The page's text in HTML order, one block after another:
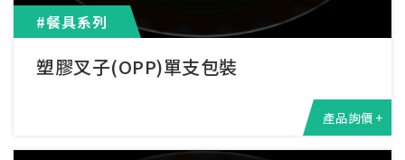
#餐具系列
塑膠叉子(OPP)單支包裝
產品詢價 +